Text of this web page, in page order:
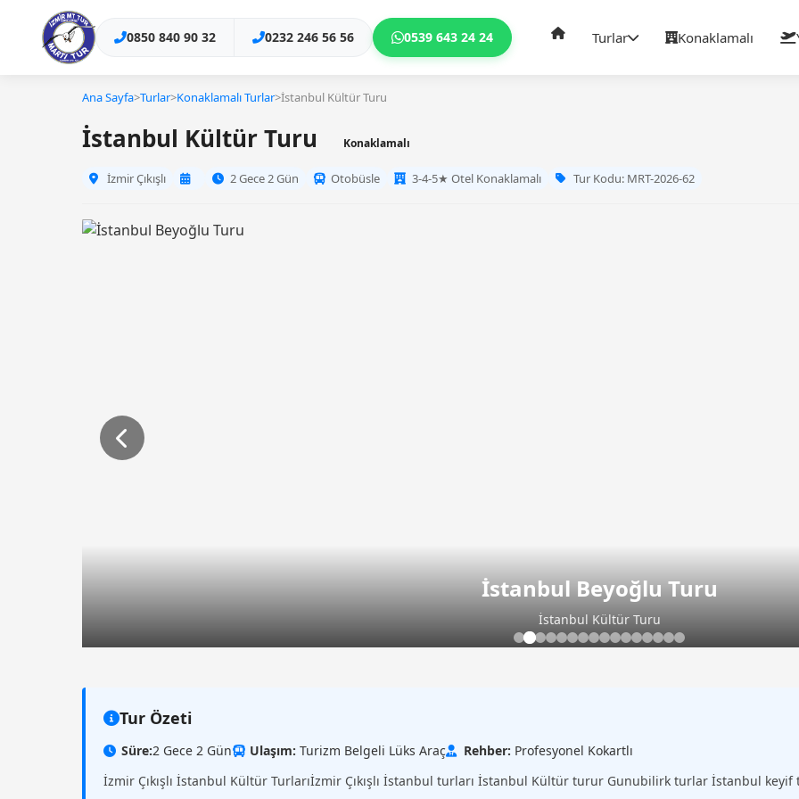
0850 840 90 32 0232 246 56 56 0539 643 24 24 Turlar Konaklamalı
Ana Sayfa>Turlar>Konaklamalı Turlar>İstanbul Kültür Turu
İstanbul Kültür Turu Konaklamalı
İzmir Çıkışlı 2 Gece 2 Gün Otobüsle 3-4-5★ Otel Konaklamalı Tur Kodu: MRT-2026-62
İstanbul Beyoğlu Turu
İstanbul Kültür Turu
Tur Özeti
Süre:2 Gece 2 Gün Ulaşım: Turizm Belgeli Lüks Araç Rehber: Profesyonel Kokartlı
İzmir Çıkışlı İstanbul Kültür Turlarıİzmir Çıkışlı İstanbul turları İstanbul Kültür turur Gunubilirk turlar İstanbul keyif